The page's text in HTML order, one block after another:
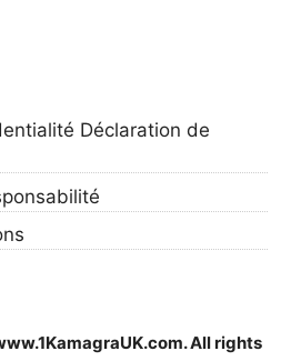
Déclaration de
All rights